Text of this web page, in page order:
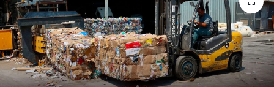
POLİTİKA
SAĞLIK
Siyaset